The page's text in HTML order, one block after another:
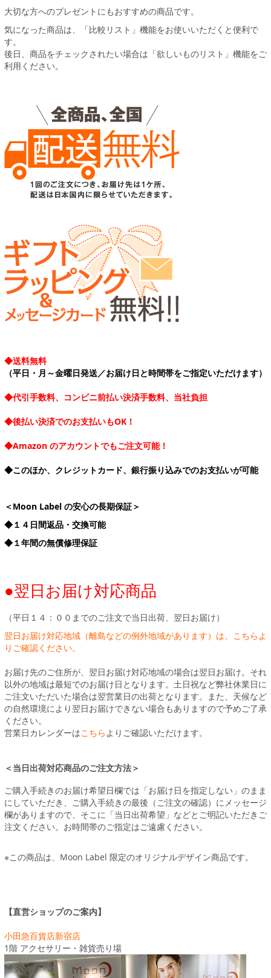
大切な方へのプレゼントにもおすすめの商品です。
気になった商品は、「比較リスト」機能をお使いいただくと便利で
す。
後日、商品をチェックされたい場合は「欲しいものリスト」機能をご
利用ください。
◆送料無料
（平日・月～金曜日発送／お届け日と時間帯をご指定いただけます）
◆代引手数料、コンビニ前払い決済手数料、当社負担
◆後払い決済でのお支払いもOK！
◆Amazon のアカウントでもご注文可能！
◆このほか、クレジットカード、銀行振り込みでのお支払いが可能
＜Moon Label の安心の長期保証＞
◆１４日間返品・交換可能
◆１年間の無償修理保証
●翌日お届け対応商品
（平日１４：００までのご注文で当日出荷、翌日お届け）
翌日お届け対応地域（離島などの例外地域があります）は、こちらよ
りご確認ください。
お届け先のご住所が、翌日お届け対応地域の場合は翌日お届け。それ
以外の地域は最短でのお届け日となります。土日祝など弊社休業日に
ご注文いただいた場合は翌営業日の出荷となります。また、天候など
の自然環境により翌日お届けできない場合もありますので予めご了承
ください。
営業日カレンダーはこちら よりご確認いただけます。
＜当日出荷対応商品のご注文方法＞
ご購入手続きのお届け希望日欄では「お届け日を指定しない」のまま
にしていただき、ご購入手続きの最後（ご注文の確認）にメッセージ
欄がありますので、そこに「当日出荷希望」などとご明記いただきご
注文ください。お時間帯のご指定はご遠慮ください。
※この商品は、Moon Label 限定のオリジナルデザイン商品です。
【直営ショップのご案内】
小田急百貨店新宿店
1階 アクセサリー・雑貨売り場